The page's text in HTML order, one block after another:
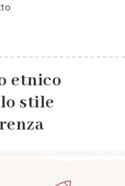
etnico
stile